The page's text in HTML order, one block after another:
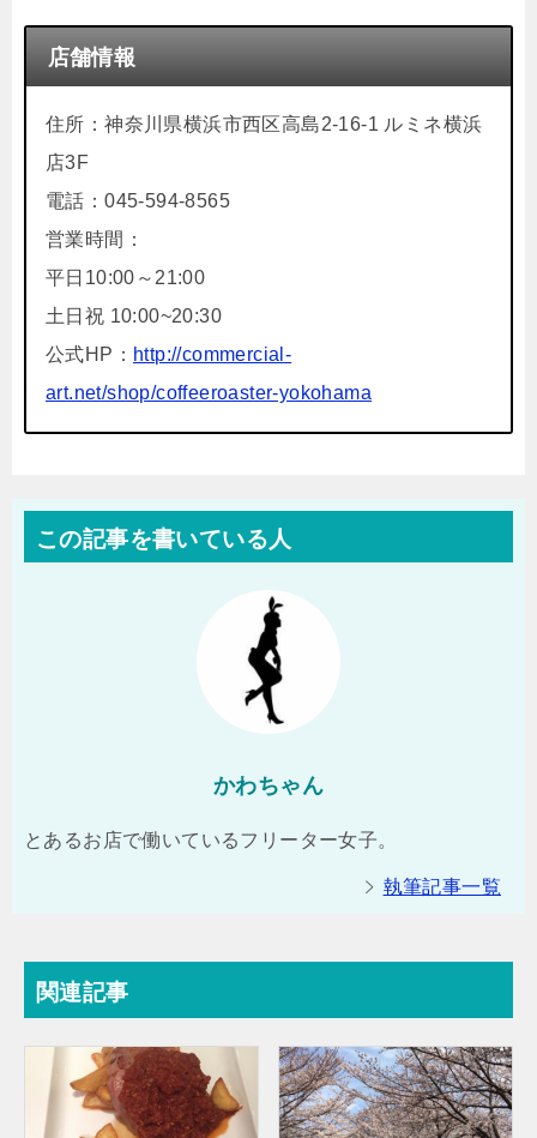
店舗情報
住所：神奈川県横浜市西区高島2-16-1 ルミネ横浜
店3F
電話：045-594-8565
営業時間：
平日10:00～21:00
土日祝 10:00~20:30
公式HP： http://commercial-
art.net/shop/coffeeroaster-yokohama
この記事を書いている人
かわちゃん
とあるお店で働いているフリーター女子。
執筆記事一覧
関連記事